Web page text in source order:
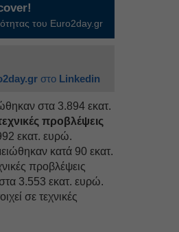
του Euro2day.gr
στο Linkedin
στα 3.894 εκατ.
προβλέψεις
εκατ. ευρώ.
κατά 90 εκατ.
προβλέψεις
3.553 εκατ. ευρώ.
σε τεχνικές